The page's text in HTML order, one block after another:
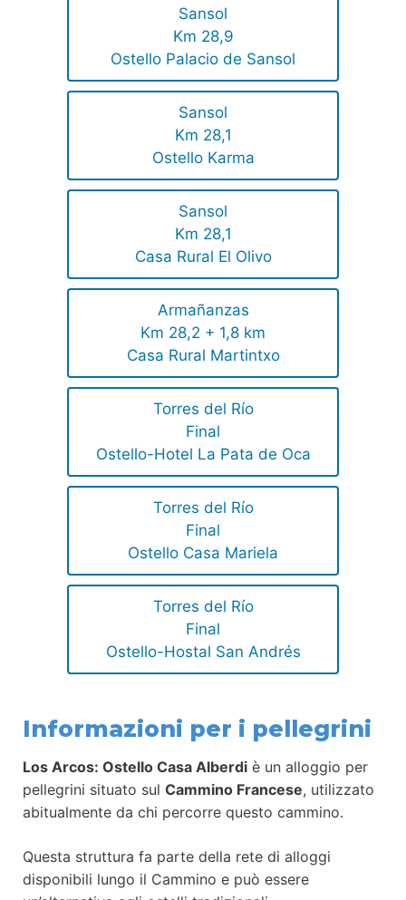
Sansol
Km 28,9
Ostello Palacio de Sansol
Sansol
Km 28,1
Ostello Karma
Sansol
Km 28,1
Casa Rural El Olivo
Armañanzas
Km 28,2 + 1,8 km
Casa Rural Martintxo
Torres del Río
Final
Ostello-Hotel La Pata de Oca
Torres del Río
Final
Ostello Casa Mariela
Torres del Río
Final
Ostello-Hostal San Andrés
Informazioni per i pellegrini
Los Arcos: Ostello Casa Alberdi è un alloggio per
pellegrini situato sul Cammino Francese, utilizzato
abitualmente da chi percorre questo cammino.
Questa struttura fa parte della rete di alloggi
disponibili lungo il Cammino e può essere